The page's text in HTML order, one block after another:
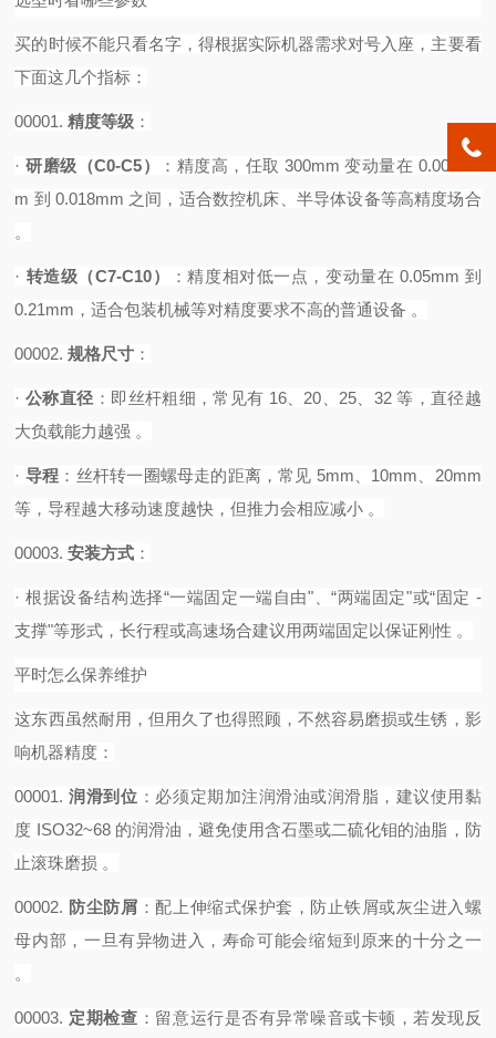
买的时候不能只看名字，得根据实际机器需求对号入座，主要看
下面这几个指标：
00001.精度等级 ‌：
· 研磨级（C0-C5）
‌：精度高，任取 300mm 变动量在 0.0035m
m 到 0.018mm 之间，适合数控机床、半导体设备等高精度场合
。
· 转造级（C7-C10）
‌：精度相对低一点，变动量在 0.05mm 到
0.21mm，适合包装机械等对精度要求不高的普通设备 。‌
00002.规格尺寸 ‌：
· 公称直径 ‌：即丝杆粗细，常见有 16、20、25、32 等，直径越
大负载能力越强 。
· 导程 ‌：丝杆转一圈螺母走的距离，常见 5mm、10mm、20mm
等，导程越大移动速度越快，但推力会相应减小 。‌‌‌
00003.安装方式 ‌：
· 根据设备结构选择“一端固定一端自由"、“两端固定"或“固定 -
支撑"等形式，长行程或高速场合建议用两端固定以保证刚性 。‌‌‌
平时怎么保养维护
这东西虽然耐用，但用久了也得照顾，不然容易磨损或生锈，影
响机器精度：
00001. 润滑到位 ‌：必须定期加注润滑油或润滑脂，建议使用黏
度 ISO32~68 的润滑油，避免使用含石墨或二硫化钼的油脂，防
止滚珠磨损 。
00002. 防尘防屑 ‌：配上伸缩式保护套，防止铁屑或灰尘进入螺
母内部，一旦有异物进入，寿命可能会缩短到原来的十分之一
。
00003. 定期检查 ‌：留意运行是否有异常噪音或卡顿，若发现反